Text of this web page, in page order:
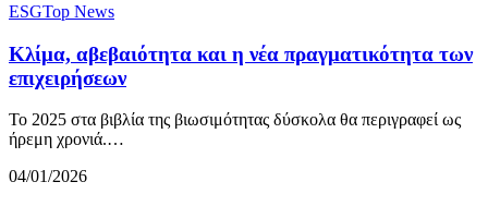
ESGTop News
Κλίμα, αβεβαιότητα και η νέα πραγματικότητα των
επιχειρήσεων
Το 2025 στα βιβλία της βιωσιμότητας δύσκολα θα περιγραφεί ως
ήρεμη χρονιά.…
04/01/2026